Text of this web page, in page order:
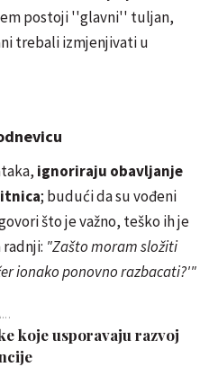
postoji ''glavni'' tuljan,
trebali izmjenjivati u
ignoriraju obavljanje
; budući da su vođeni
što je važno, teško ih je
"Zašto moram složiti
ionako ponovno razbacati?'"
koje usporavaju razvoj